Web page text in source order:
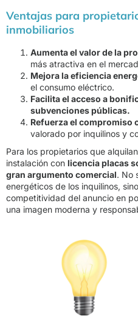
Ventajas para
inmobiliarios
Aumenta el valor de la
más atractiva en el
Mejora la eficiencia
el consumo eléctrico.
Facilita el acceso a
subvenciones públicas.
Refuerza el compromiso
valorado por inquilinos y
Para los propietarios que
instalación con licencia placas
gran argumento comercial. No
energéticos de los inquilinos,
competitividad del anuncio en
una imagen moderna y